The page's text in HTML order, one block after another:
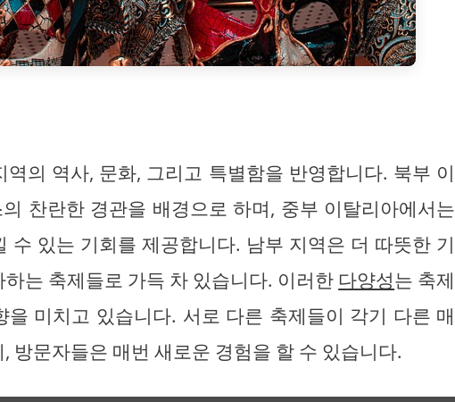
의 역사, 문화, 그리고 특별함을 반영합니다. 북부 이
찬란한 경관을 배경으로 하며, 중부 이탈리아에서는
수 있는 기회를 제공합니다. 남부 지역은 더 따뜻한 기
는 축제들로 가득 차 있습니다. 이러한 다양성는 축제
을 미치고 있습니다. 서로 다른 축제들이 각기 다른 매
방문자들은 매번 새로운 경험을 할 수 있습니다.